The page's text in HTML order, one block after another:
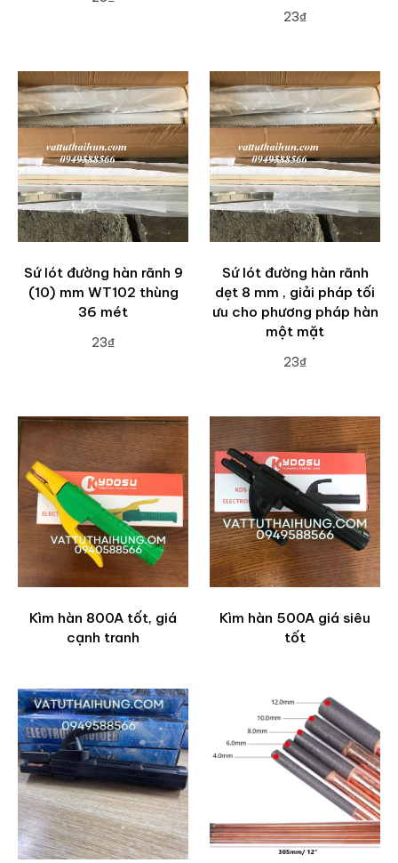
23₫
Sứ lót đường hàn rãnh 9
(10) mm WT102 thùng
36 mét
23₫
Sứ lót đường hàn rãnh
dẹt 8 mm , giải pháp tối
ưu cho phương pháp hàn
một mặt
23₫
Kìm hàn 800A tốt, giá
cạnh tranh
Kìm hàn 500A giá siêu
tốt